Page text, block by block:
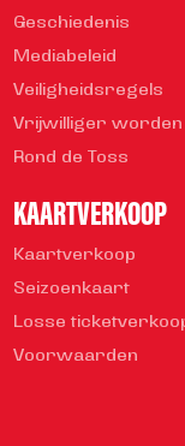
Geschiedenis
Mediabeleid
Veiligheidsregels
Vrijwilliger worden
Rond de Toss
KAARTVERKOOP
Kaartverkoop
Seizoenkaart
Losse
Voorwaarden